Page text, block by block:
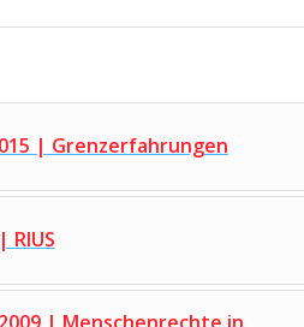
| Grenzerfahrungen
RIUS
| Menschenrechte in